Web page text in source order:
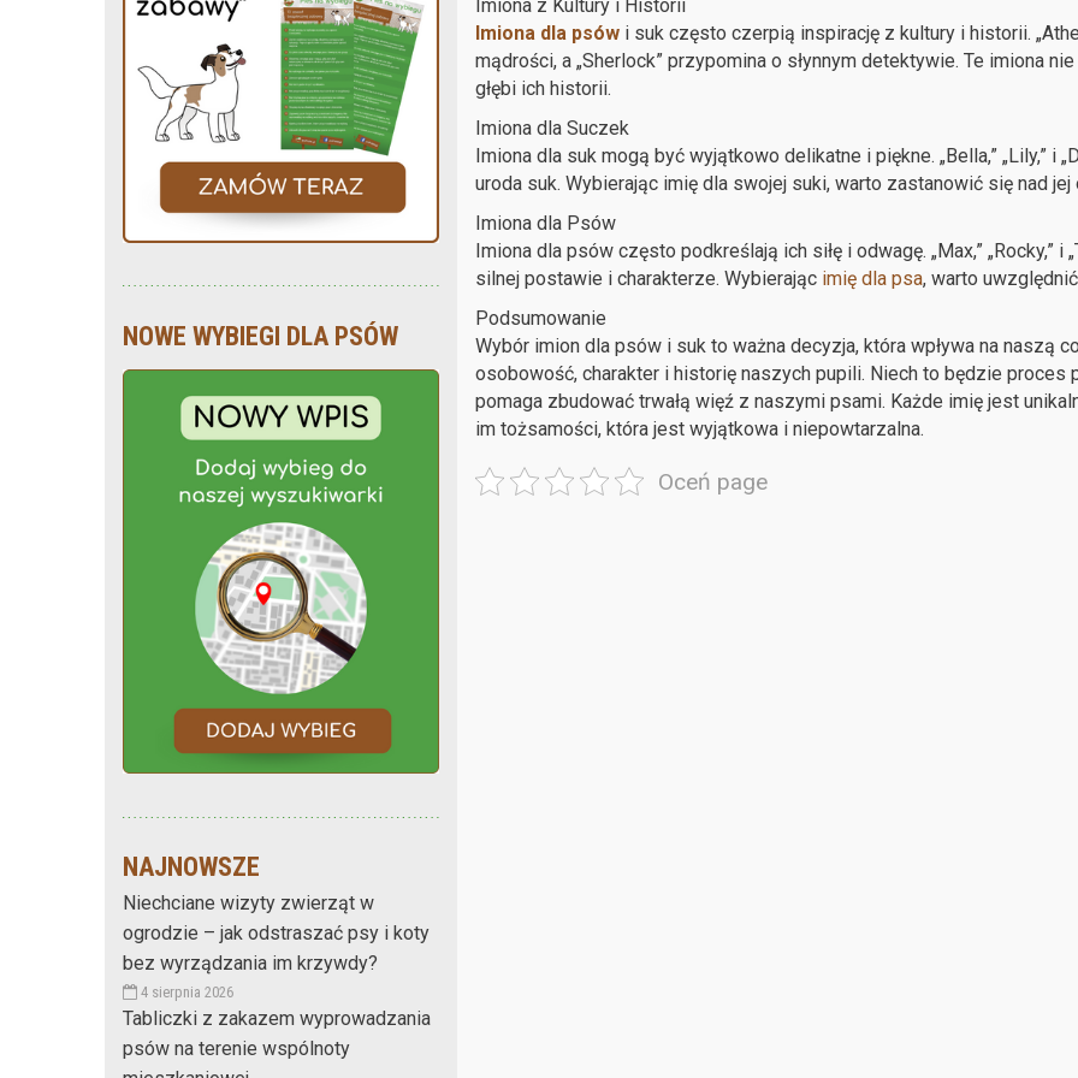
NOWE WYBIEGI DLA PSÓW
NAJNOWSZE
Niechciane wizyty zwierząt w
ogrodzie – jak odstraszać psy i koty
bez wyrządzania im krzywdy?
4 sierpnia 2026
Tabliczki z zakazem wyprowadzania
psów na terenie wspólnoty
Imiona z Kultury i Historii
Imiona dla psówi suk często czerpią inspirację z kultury i historii.
mądrości, a „Sherlock” przypomina o słynnym detektywie. Te imiona
głębi ich historii.
Imiona dla Suczek
Imiona dla suk mogą być wyjątkowo delikatne i piękne. „Bella,” „Lily,” i
uroda suk. Wybierając imię dla swojej suki, warto zastanowić się nad
Imiona dla Psów
Imiona dla psów często podkreślają ich siłę i odwagę. „Max,” „Rocky,”
silnej postawie i charakterze. Wybierając imię dla psa, warto
Podsumowanie
Wybór imion dla psów i suk to ważna decyzja, która wpływa na naszą
osobowość, charakter i historię naszych pupili. Niech to będzie proces
pomaga zbudować trwałą więź z naszymi psami. Każde imię jest
im tożsamości, która jest wyjątkowa i niepowtarzalna.
Oceń page